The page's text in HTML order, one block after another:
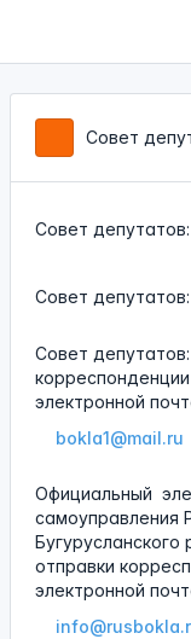
Совет
Совет депутатов:
Совет депутатов:
Совет депутатов:
электронной
bokla1@mail.ru
Официальный
самоуправления
отправки
электронной